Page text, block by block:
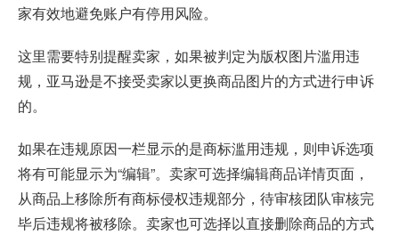
家有效地避免账户有停用风险。
这里需要特别提醒卖家，如果被判定为版权图片滥用违
规，亚马逊是不接受卖家以更换商品图片的方式进行申诉
的。
如果在违规原因一栏显示的是商标滥用违规，则申诉选项
将有可能显示为“编辑”。卖家可选择编辑商品详情页面，
从商品上移除所有商标侵权违规部分，待审核团队审核完
毕后违规将被移除。卖家也可选择以直接删除商品的方式